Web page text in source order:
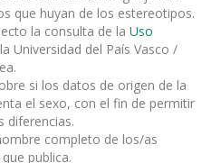
que huyan de los estereotipos.
la consulta de la Uso
Universidad del País Vasco /
si los datos de origen de la
el sexo, con el fin de permitir
diferencias.
completo de los/as
publica.